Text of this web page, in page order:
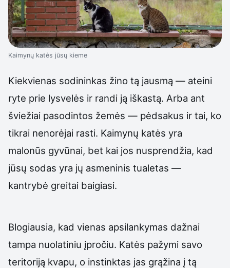
Kaimynų katės jūsų kieme
Kiekvienas sodininkas žino tą jausmą — ateini
ryte prie lysvelės ir randi ją iškastą. Arba ant
šviežiai pasodintos žemės — pėdsakus ir tai, ko
tikrai nenorėjai rasti. Kaimynų katės yra
malonūs gyvūnai, bet kai jos nusprendžia, kad
jūsų sodas yra jų asmeninis tualetas —
kantrybė greitai baigiasi.
Blogiausia, kad vienas apsilankymas dažnai
tampa nuolatiniu įpročiu. Katės pažymi savo
teritoriją kvapu, o instinktas jas grąžina į tą